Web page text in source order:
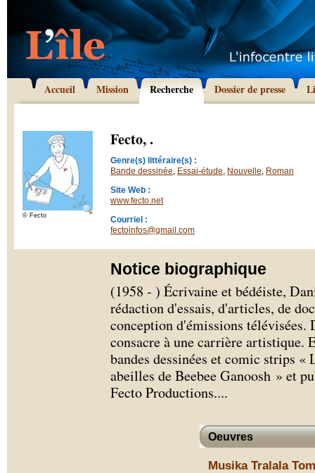
Accueil Mission Recherche Dossier de presse
© Fecto
Fecto, .
Genre(s) littéraire(s) :
Bande dessinée, Essai-étude, Nouvelle, Roman
Site Web :
www.fecto.net
Courriel :
fectoinfos@gmail.com
Notice biographique
(1958 - ) Écrivaine et bédéiste,
rédaction d'essais, d'articles, de
conception d'émissions télévisées.
consacre à une carrière artistique.
bandes dessinées et comic strips
abeilles de Beebee Ganoosh » et
Fecto Productions....
Oeuvres
Musika Tralala